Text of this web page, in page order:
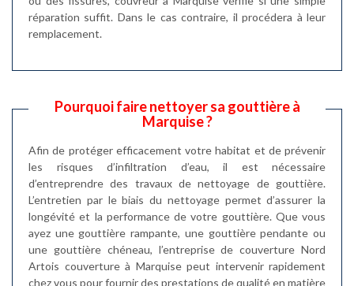
réparation suffit. Dans le cas contraire, il procédera à leur
remplacement.
Pourquoi faire nettoyer sa gouttière à
Marquise ?
Afin de protéger efficacement votre habitat et de prévenir
les risques d’infiltration d’eau, il est nécessaire
d’entreprendre des travaux de nettoyage de gouttière.
L’entretien par le biais du nettoyage permet d’assurer la
longévité et la performance de votre gouttière. Que vous
ayez une gouttière rampante, une gouttière pendante ou
une gouttière chéneau, l’entreprise de couverture Nord
Artois couverture à Marquise peut intervenir rapidement
chez vous pour fournir des prestations de qualité en matière